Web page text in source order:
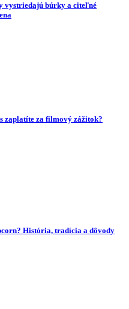
vystriedajú búrky a citeľné
zaplatíte za filmový zážitok?
História, tradícia a dôvody